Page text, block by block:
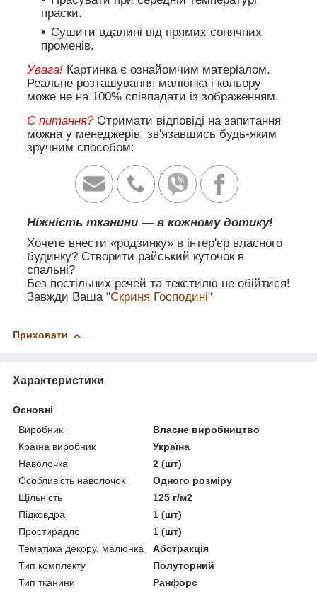
праски.
Сушити вдалині від прямих сонячних
променів.
Увага! Картинка є ознайомчим матеріалом.
Реальне розташування малюнка і кольору
може не на 100% співпадати із зображенням.
Є питання? Отримати відповіді на запитання
можна у менеджерів, зв'язавшись будь-яким
зручним способом:
Ніжність тканини — в кожному дотику!
Хочете внести «родзинку» в інтер'єр власного
будинку? Створити райський куточок в
спальні?
Без постільних речей та текстилю не обійтися!
Завжди Ваша "Скриня Господині"
Приховати
Характеристики
Основні
Виробник
Власне виробництво
Країна виробник
Україна
Наволочка
2 (шт)
Особливість наволочок
Одного розміру
Щільність
125 г/м2
Підковдра
1 (шт)
Простирадло
1 (шт)
Тематика декору, малюнка
Абстракція
Тип комплекту
Полуторний
Тип тканини
Ранфорс